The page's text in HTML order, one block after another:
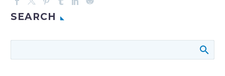
SEARCH